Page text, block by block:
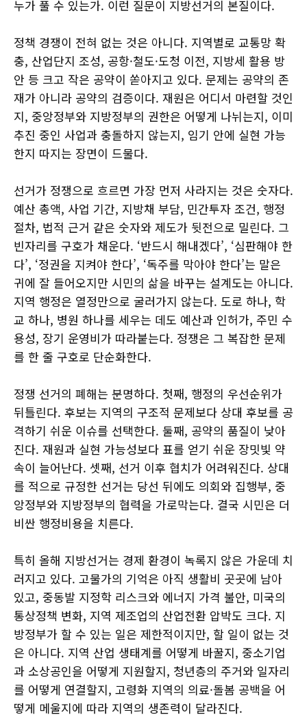
누가 풀 수 있는가. 이런 질문이 지방선거의 본질이다.
정책 경쟁이 전혀 없는 것은 아니다. 지역별로 교통망 확
충, 산업단지 조성, 공항·철도·도청 이전, 지방세 활용 방
안 등 크고 작은 공약이 쏟아지고 있다. 문제는 공약의 존
재가 아니라 공약의 검증이다. 재원은 어디서 마련할 것인
지, 중앙정부와 지방정부의 권한은 어떻게 나뉘는지, 이미
추진 중인 사업과 충돌하지 않는지, 임기 안에 실현 가능
한지 따지는 장면이 드물다.
선거가 정쟁으로 흐르면 가장 먼저 사라지는 것은 숫자다.
예산 총액, 사업 기간, 지방채 부담, 민간투자 조건, 행정
절차, 법적 근거 같은 숫자와 제도가 뒷전으로 밀린다. 그
빈자리를 구호가 채운다. ‘반드시 해내겠다’, ‘심판해야 한
다’, ‘정권을 지켜야 한다’, ‘독주를 막아야 한다’는 말은
귀에 잘 들어오지만 시민의 삶을 바꾸는 설계도는 아니다.
지역 행정은 열정만으로 굴러가지 않는다. 도로 하나, 학
교 하나, 병원 하나를 세우는 데도 예산과 인허가, 주민 수
용성, 장기 운영비가 따라붙는다. 정쟁은 그 복잡한 문제
를 한 줄 구호로 단순화한다.
정쟁 선거의 폐해는 분명하다. 첫째, 행정의 우선순위가
뒤틀린다. 후보는 지역의 구조적 문제보다 상대 후보를 공
격하기 쉬운 이슈를 선택한다. 둘째, 공약의 품질이 낮아
진다. 재원과 실현 가능성보다 표를 얻기 쉬운 장밋빛 약
속이 늘어난다. 셋째, 선거 이후 협치가 어려워진다. 상대
를 적으로 규정한 선거는 당선 뒤에도 의회와 집행부, 중
앙정부와 지방정부의 협력을 가로막는다. 결국 시민은 더
비싼 행정비용을 치른다.
특히 올해 지방선거는 경제 환경이 녹록지 않은 가운데 치
러지고 있다. 고물가의 기억은 아직 생활비 곳곳에 남아
있고, 중동발 지정학 리스크와 에너지 가격 불안, 미국의
통상정책 변화, 지역 제조업의 산업전환 압박도 크다. 지
방정부가 할 수 있는 일은 제한적이지만, 할 일이 없는 것
은 아니다. 지역 산업 생태계를 어떻게 바꿀지, 중소기업
과 소상공인을 어떻게 지원할지, 청년층의 주거와 일자리
를 어떻게 연결할지, 고령화 지역의 의료·돌봄 공백을 어
떻게 메울지에 따라 지역의 생존력이 달라진다.